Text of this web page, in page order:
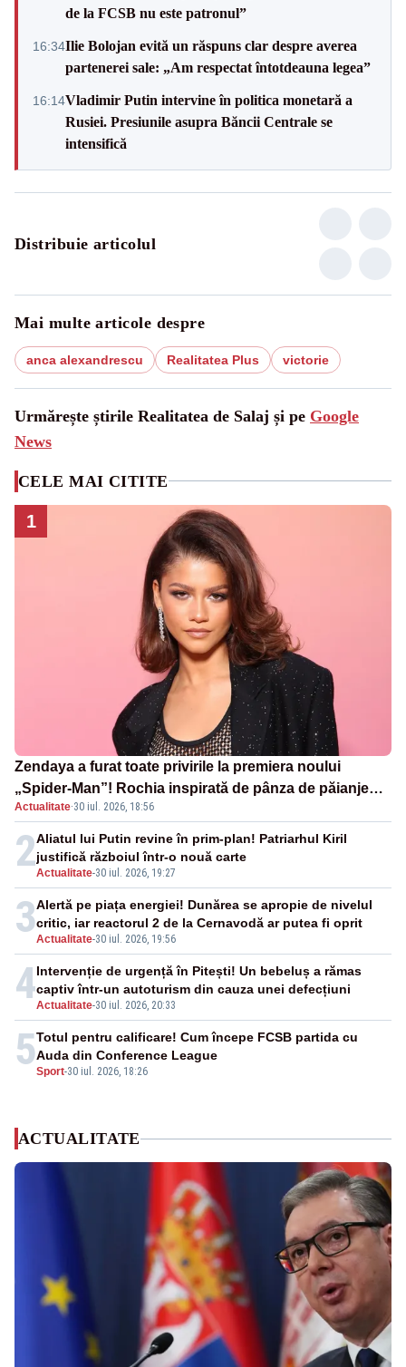
de la FCSB nu este patronul”
16:34Ilie Bolojan evită un răspuns clar despre averea
partenerei sale: „Am respectat întotdeauna legea”
16:14Vladimir Putin intervine în politica monetară a
Rusiei. Presiunile asupra Băncii Centrale se
intensifică
Distribuie articolul
Mai multe articole despre
anca alexandrescu Realitatea Plus victorie
Urmărește știrile Realitatea de Salaj și pe Google
News
CELE MAI CITITE
1
Zendaya a furat toate privirile la premiera noului
„Spider-Man”! Rochia inspirată de pânza de păianjen a
făcut senzație
Actualitate·30 iul. 2026, 18:56
2Actualitate-30 iul. 2026, 19:27
Aliatul lui Putin revine în prim-plan! Patriarhul Kiril
justifică războiul într-o nouă carte
3Actualitate-30 iul. 2026, 19:56
Alertă pe piața energiei! Dunărea se apropie de nivelul
critic, iar reactorul 2 de la Cernavodă ar putea fi oprit
4Actualitate-30 iul. 2026, 20:33
Intervenție de urgență în Pitești! Un bebeluș a rămas
captiv într-un autoturism din cauza unei defecțiuni
5Sport-30 iul. 2026, 18:26
Totul pentru calificare! Cum începe FCSB partida cu
Auda din Conference League
ACTUALITATE